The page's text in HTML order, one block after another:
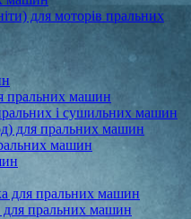
для моторів пральних
пральних машин
і сушильних машин
для пральних машин
машин
для пральних машин
для пральних машин